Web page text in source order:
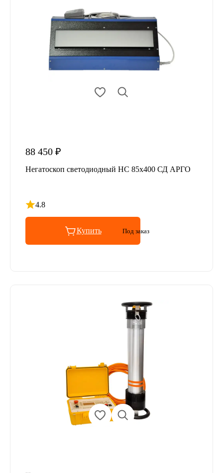
88 450 ₽
Негатоскоп светодиодный НС 85х400 СД АРГО
4.8
Рейтинг 4.8 из 5
Купить Под заказ